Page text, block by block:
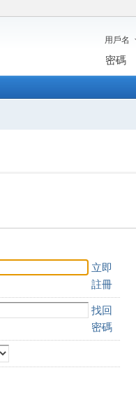
用戶名
密碼
立即
註冊
找回
密碼